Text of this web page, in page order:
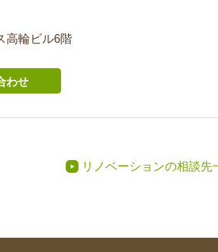
高輪ビル6階
わせ
リノベーションの相談先